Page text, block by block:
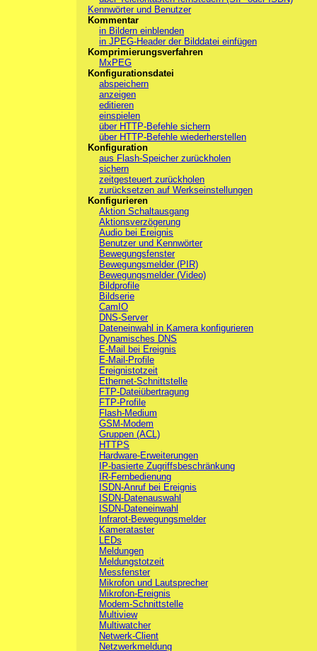
Kennwörter und Benutzer
Kommentar
in Bildern einblenden
in JPEG-Header der Bilddatei einfügen
Komprimierungsverfahren
MxPEG
Konfigurationsdatei
abspeichern
anzeigen
editieren
einspielen
über HTTP-Befehle sichern
über HTTP-Befehle wiederherstellen
Konfiguration
aus Flash-Speicher zurückholen
sichern
zeitgesteuert zurückholen
zurücksetzen auf Werkseinstellungen
Konfigurieren
Aktion Schaltausgang
Aktionsverzögerung
Audio bei Ereignis
Benutzer und Kennwörter
Bewegungsfenster
Bewegungsmelder (PIR)
Bewegungsmelder (Video)
Bildprofile
Bildserie
CamIO
DNS-Server
Dateneinwahl in Kamera konfigurieren
Dynamisches DNS
E-Mail bei Ereignis
E-Mail-Profile
Ereignistotzeit
Ethernet-Schnittstelle
FTP-Dateiübertragung
FTP-Profile
Flash-Medium
GSM-Modem
Gruppen (ACL)
HTTPS
Hardware-Erweiterungen
IP-basierte Zugriffsbeschränkung
IR-Fernbedienung
ISDN-Anruf bei Ereignis
ISDN-Datenauswahl
ISDN-Dateneinwahl
Infrarot-Bewegungsmelder
Kamerataster
LEDs
Meldungen
Meldungstotzeit
Messfenster
Mikrofon und Lautsprecher
Mikrofon-Ereignis
Modem-Schnittstelle
Multiview
Multiwatcher
Netwerk-Client
Netzwerkmeldung